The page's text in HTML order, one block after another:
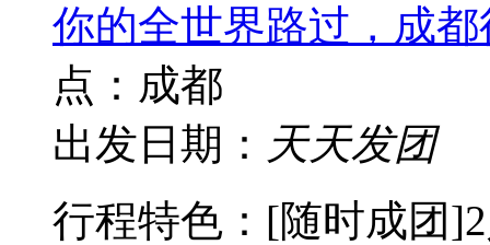
你的全世界路过，成
点：成都
出发日期： 天天发团
行程特色：[随时成团